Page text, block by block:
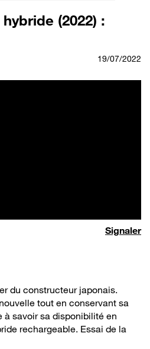
(2022) :
19/07/2022
Signaler
du constructeur japonais.
tout en conservant sa
savoir sa disponibilité en
rechargeable. Essai de la